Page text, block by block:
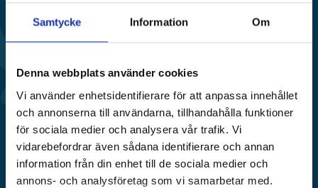
Samtycke Information Om
Denna webbplats använder cookies
Vi använder enhetsidentifierare för att anpassa innehållet
och annonserna till användarna, tillhandahålla funktioner
för sociala medier och analysera vår trafik. Vi
vidarebefordrar även sådana identifierare och annan
information från din enhet till de sociala medier och
annons- och analysföretag som vi samarbetar med.
VÅR ERFARENHET - DIN
Alandia är ett försäkringsbolag med fokus på marin-,
transport- och båtförsäkringar med 85 års erfarenhet.
Om Alandia Jobba hos oss